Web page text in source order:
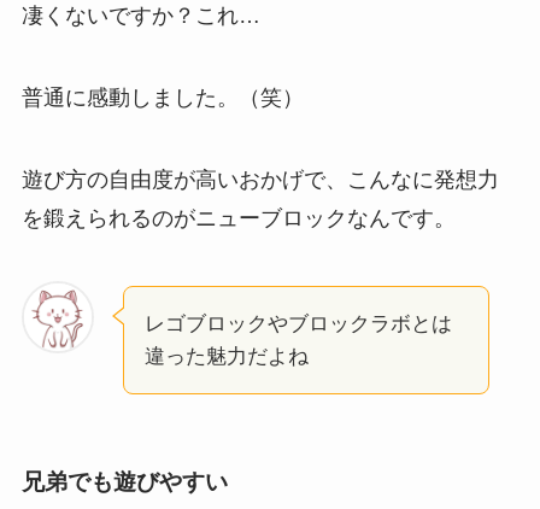
凄くないですか？これ…
普通に感動しました。（笑）
遊び方の自由度が高いおかげで、こんなに発想力
を鍛えられるのがニューブロックなんです。
レゴブロックやブロックラボとは
違った魅力だよね
兄弟でも遊びやすい